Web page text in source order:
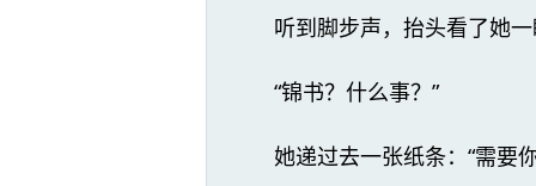
听到脚步声，抬头看了她
“锦书？什么事？”
她递过去一张纸条：“需要